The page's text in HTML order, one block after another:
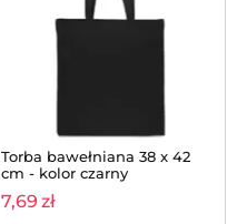
Torba bawełniana 38 x 42
cm - kolor czarny
7,69 zł